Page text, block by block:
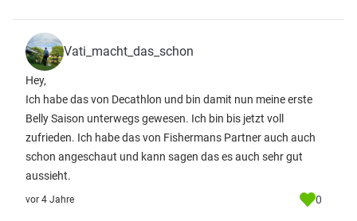
Vati_macht_das_schon
Hey,
Ich habe das von Decathlon und bin damit nun meine erste
Belly Saison unterwegs gewesen. Ich bin bis jetzt voll
zufrieden. Ich habe das von Fishermans Partner auch auch
schon angeschaut und kann sagen das es auch sehr gut
aussieht.
vor 4 Jahre 0